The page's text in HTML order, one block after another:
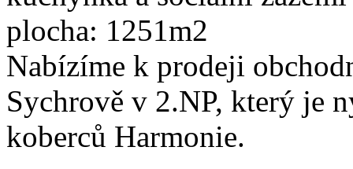
plocha: 1251m2
Nabízíme k prodeji
Sychrově v 2.NP, který je
koberců Harmonie.